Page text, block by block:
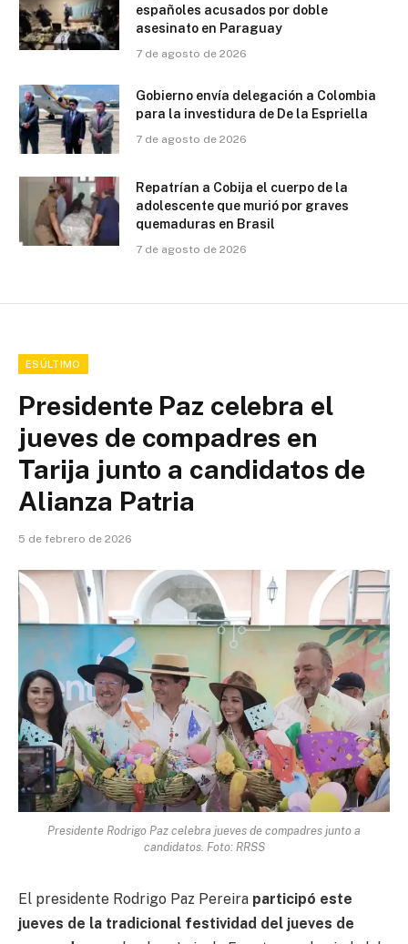
españoles acusados por doble
asesinato en Paraguay
7 de agosto de 2026
Gobierno envía delegación a Colombia
para la investidura de De la Espriella
7 de agosto de 2026
Repatrían a Cobija el cuerpo de la
adolescente que murió por graves
quemaduras en Brasil
7 de agosto de 2026
ESÚLTIMO
Presidente Paz celebra el
jueves de compadres en
Tarija junto a candidatos de
Alianza Patria
5 de febrero de 2026
Presidente Rodrigo Paz celebra jueves de compadres junto a
candidatos. Foto: RRSS
El presidente Rodrigo Paz Pereira participó este
jueves de la tradicional festividad del jueves de